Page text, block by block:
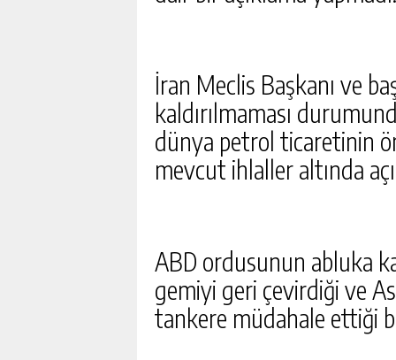
İran Meclis Başkanı ve
kaldırılmaması
dünya petrol ticaretinin
mevcut ihlaller altında
ABD ordusunun abluka
gemiyi geri çevirdiği ve
tankere müdahale ettiği